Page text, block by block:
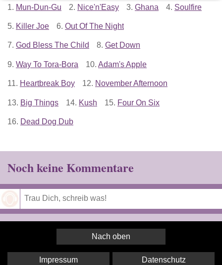
1. Mun-Dun-Gu 2. Nice'n'Easy 3. Ghana 4. Soulfire
5. Killer Joe 6. Out Of The Night
7. God Bless The Child 8. Get Down
9. Way To Tora-Bora 10. Adam's Apple
11. Heartbreak Boy 12. November Afternoon
13. Big Things 14. Kush 15. Four On Six
16. Dead Dog Dub
Noch keine Kommentare
Nach oben
Impressum Datenschutz